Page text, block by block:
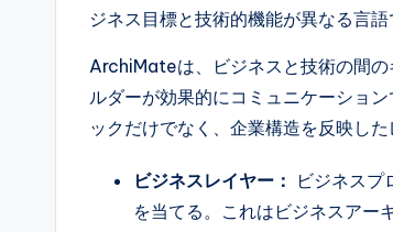
ジネス目標と技術的機能が異なる言
ArchiMateは、ビジネスと技術の間
ルダーが効果的にコミュニケーショ
ックだけでなく、企業構造を反映し
ビジネスレイヤー：
ビジネスプ
を当てる。これはビジネスアー